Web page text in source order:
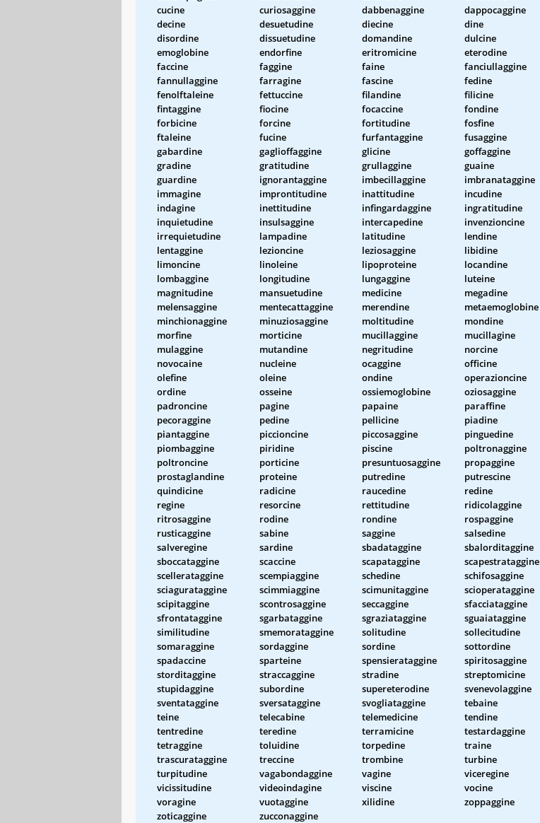
cucine
curiosaggine dabbenaggine
dappocaggine
decine
desuetudine diecine
dine
disordine
dissuetudine domandine
dulcine
emoglobine
endorfine eritromicine
eterodine
faccine
faggine faine
fanciullaggine
fannullaggine
farragine fascine
fedine
fenolftaleine
fettuccine filandine
filicine
fintaggine
fiocine focaccine
fondine
forbicine
forcine fortitudine
fosfine
ftaleine
fucine furfantaggine
fusaggine
gabardine
gaglioffaggine glicine
goffaggine
gradine
gratitudine grullaggine
guaine
guardine
ignorantaggine imbecillaggine
imbranataggine
immagine
improntitudine inattitudine
incudine
indagine
inettitudine infingardaggine
ingratitudine
inquietudine
insulsaggine intercapedine
invenzioncine
irrequietudine
lampadine latitudine
lendine
lentaggine
lezioncine leziosaggine
libidine
limoncine
linoleine lipoproteine
locandine
lombaggine
longitudine lungaggine
luteine
magnitudine
mansuetudine medicine
megadine
melensaggine
mentecattaggine merendine
metaemoglobine
minchionaggine
minuziosaggine moltitudine
mondine
morfine
morticine mucillaggine
mucillagine
mulaggine
mutandine negritudine
norcine
novocaine
nucleine ocaggine
officine
olefine
oleine ondine
operazioncine
ordine
osseine ossiemoglobine
oziosaggine
padroncine
pagine papaine
paraffine
pecoraggine
pedine pellicine
piadine
piantaggine
piccioncine piccosaggine
pinguedine
piombaggine
piridine piscine
poltronaggine
poltroncine
porticine presuntuosaggine
propaggine
prostaglandine
proteine putredine
putrescine
quindicine
radicine raucedine
redine
regine
resorcine rettitudine
ridicolaggine
ritrosaggine
rodine rondine
rospaggine
rusticaggine
sabine saggine
salsedine
salveregine
sardine sbadataggine
sbalorditaggine
sboccataggine
scaccine scapataggine
scapestrataggine
scellerataggine
scempiaggine schedine
schifosaggine
sciagurataggine
scimmiaggine scimunitaggine
scioperataggine
scipitaggine
scontrosaggine seccaggine
sfacciataggine
sfrontataggine
sgarbataggine sgraziataggine
sguaiataggine
similitudine
smemorataggine solitudine
sollecitudine
somaraggine
sordaggine sordine
sottordine
spadaccine
sparteine spensierataggine
spiritosaggine
storditaggine
straccaggine stradine
streptomicine
stupidaggine
subordine supereterodine
svenevolaggine
sventataggine
sversataggine svogliataggine
tebaine
teine
telecabine telemedicine
tendine
tentredine
teredine terramicine
testardaggine
tetraggine
toluidine torpedine
traine
trascurataggine
treccine trombine
turbine
turpitudine
vagabondaggine vagine
viceregine
vicissitudine
videoindagine viscine
vocine
voragine
vuotaggine xilidine
zoppaggine
zoticaggine
zucconaggine